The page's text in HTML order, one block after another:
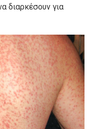
διαρκέσουν για